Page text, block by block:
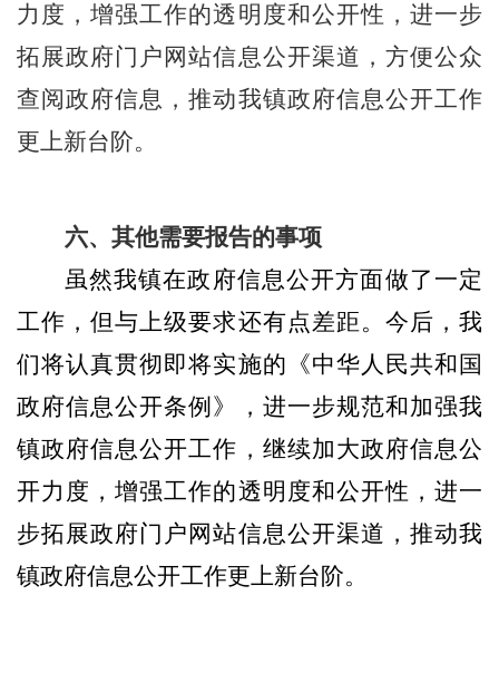
力度，增强工作的透明度和公开性，进一步
拓展政府门户网站信息公开渠道，方便公众
查阅政府信息，推动我镇政府信息公开工作
更上新台阶。
六、其他需要报告的事项
虽然我镇在政府信息公开方面做了一定
工作，但与上级要求还有点差距。今后，我
们将认真贯彻即将实施的《中华人民共和国
政府信息公开条例》，进一步规范和加强我
镇政府信息公开工作，继续加大政府信息公
开力度，增强工作的透明度和公开性，进一
步拓展政府门户网站信息公开渠道，推动我
镇政府信息公开工作更上新台阶。